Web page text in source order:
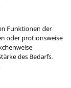
Funktionen der
oder protionsweise
des Bedarfs.